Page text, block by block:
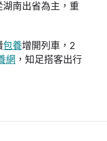
湖南出省為主，重
包養增開列車，2
網 ，知足搭客出行